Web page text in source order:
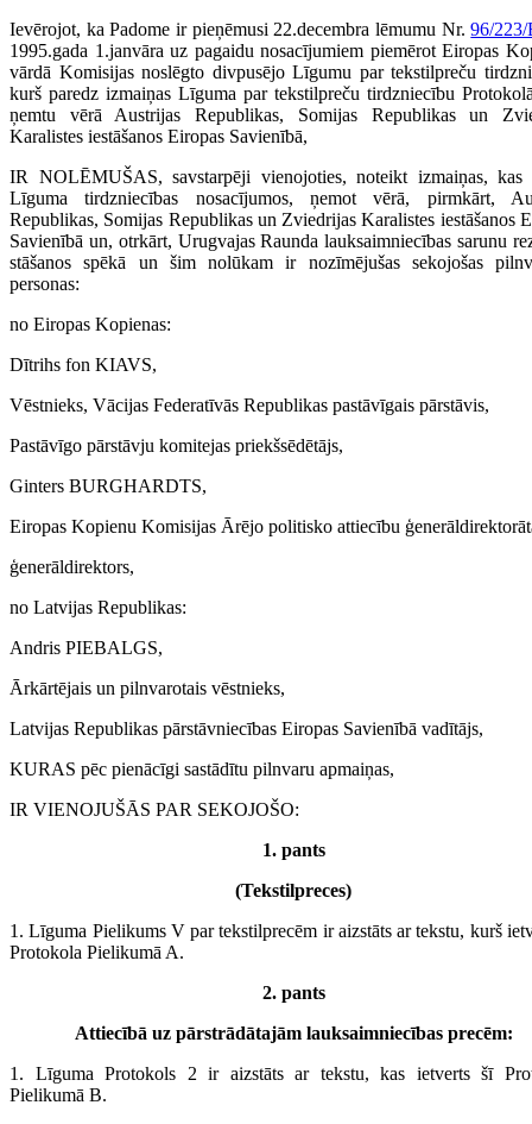
Ievērojot, ka Padome ir pieņēmusi 22.decembra lēmumu Nr.96/223/
1995.gada 1.janvāra uz pagaidu nosacījumiem piemērot Eiropas
vārdā Komisijas noslēgto divpusējo Līgumu par tekstilpreču
kurš paredz izmaiņas Līguma par tekstilpreču tirdzniecību
ņemtu vērā Austrijas Republikas, Somijas Republikas un
Karalistes iestāšanos Eiropas Savienībā,
IR NOLĒMUŠAS, savstarpēji vienojoties, noteikt izmaiņas, kas
Līguma tirdzniecības nosacījumos, ņemot vērā, pirmkārt,
Republikas, Somijas Republikas un Zviedrijas Karalistes iestāšanos
Savienībā un, otrkārt, Urugvajas Raunda lauksaimniecības sarunu
stāšanos spēkā un šim nolūkam ir nozīmējušas sekojošas
personas:
no Eiropas Kopienas:
Dītrihs fon KIAVS,
Vēstnieks, Vācijas Federatīvās Republikas pastāvīgais pārstāvis,
Pastāvīgo pārstāvju komitejas priekšsēdētājs,
Ginters BURGHARDTS,
Eiropas Kopienu Komisijas Ārējo politisko attiecību
ģenerāldirektors,
no Latvijas Republikas:
Andris PIEBALGS,
Ārkārtējais un pilnvarotais vēstnieks,
Latvijas Republikas pārstāvniecības Eiropas Savienībā vadītājs,
KURAS pēc pienācīgi sastādītu pilnvaru apmaiņas,
IR VIENOJUŠĀS PAR SEKOJOŠO:
1. pants
(Tekstilpreces)
1. Līguma Pielikums V par tekstilprecēm ir aizstāts ar tekstu, kurš
Protokola Pielikumā A.
2. pants
Attiecībā uz pārstrādātajām lauksaimniecības precēm:
1. Līguma Protokols 2 ir aizstāts ar tekstu, kas ietverts šī
Pielikumā B.